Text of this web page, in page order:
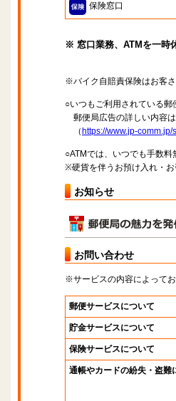
保険窓口
※ 窓口業務、ATMを一時
※バイク自賠責保険はお客
○いつもご利用されている
郵便局広告の詳しい内容
（ https://www.jp-
○ATMでは、いつでも手数
※硬貨を伴うお預け入れ・
お知らせ
お問い合わせ
※サービスの内容によって
郵便サービスについて
貯金サービスについて
保険サービスについて
通帳やカードの紛失・盗難